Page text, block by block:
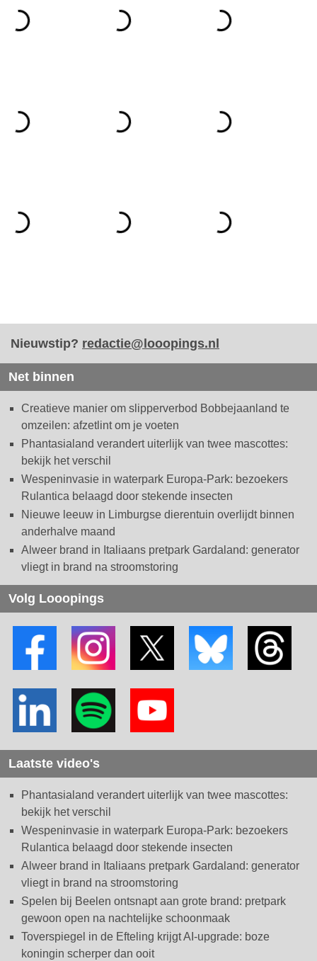
Nieuwstip? redactie@looopings.nl
Net binnen
Creatieve manier om slipperverbod Bobbejaanland te
omzeilen: afzetlint om je voeten
Phantasialand verandert uiterlijk van twee mascottes:
bekijk het verschil
Wespeninvasie in waterpark Europa-Park: bezoekers
Rulantica belaagd door stekende insecten
Nieuwe leeuw in Limburgse dierentuin overlijdt binnen
anderhalve maand
Alweer brand in Italiaans pretpark Gardaland: generator
vliegt in brand na stroomstoring
Volg Looopings
Laatste video's
Phantasialand verandert uiterlijk van twee mascottes:
bekijk het verschil
Wespeninvasie in waterpark Europa-Park: bezoekers
Rulantica belaagd door stekende insecten
Alweer brand in Italiaans pretpark Gardaland: generator
vliegt in brand na stroomstoring
Spelen bij Beelen ontsnapt aan grote brand: pretpark
gewoon open na nachtelijke schoonmaak
Toverspiegel in de Efteling krijgt AI-upgrade: boze
koningin scherper dan ooit